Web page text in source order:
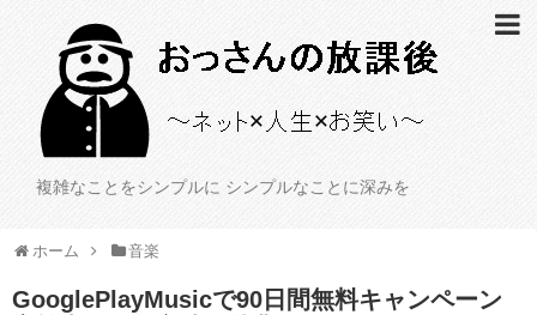
複雑なことをシンプルに シンプルなことに深みを
ホーム 音楽
GooglePlayMusicで90日間無料キャンペーン